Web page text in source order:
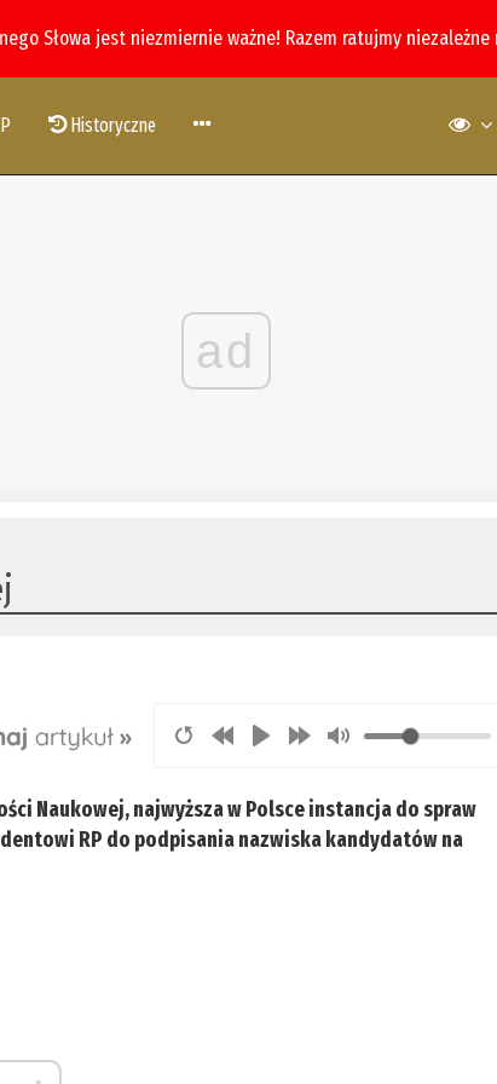
Słowa jest niezmiernie ważne! Razem ratujmy
Historyczne
ad
Naukowej, najwyższa w Polsce instancja do spraw
RP do podpisania nazwiska kandydatów na